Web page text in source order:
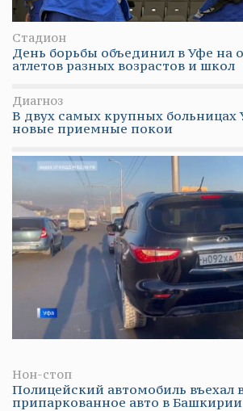
Стадион
День борьбы объединил в Уфе на
атлетов разных возрастов и школ
Диагноз
В двух самых крупных больницах
новые приемные покои
Нон-стоп
Полицейский автомобиль въехал
припаркованное авто в Башкирии